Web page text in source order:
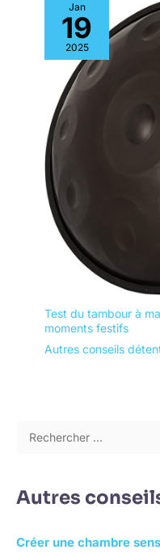
Jan
19
2025
Test du tambour à
moments festifs
Autres conseils
Autres
Créer une chambre